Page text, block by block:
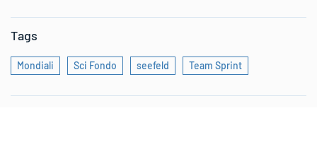
Tags
Mondiali Sci Fondo seefeld Team Sprint